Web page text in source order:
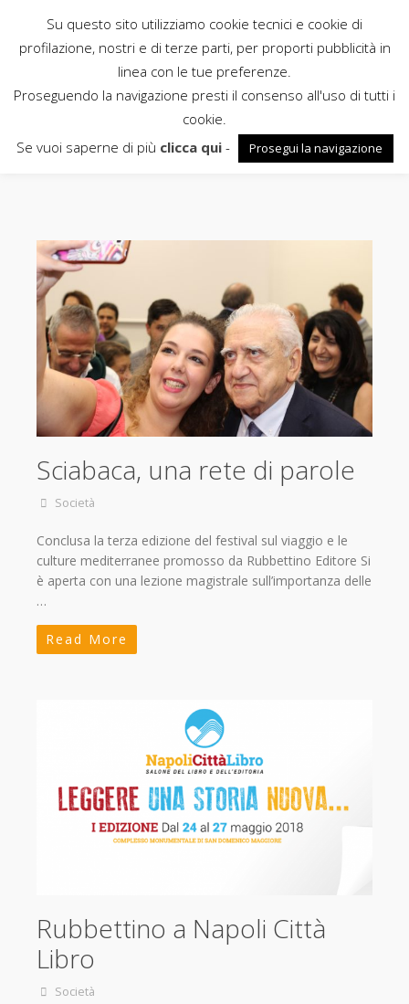
Rubbettino
Francesco Bevilacqua
Sciabaca, una rete di parole
Società
Conclusa la terza edizione del festival sul viaggio e le
culture mediterranee promosso da Rubbettino Editore Si
è aperta con una lezione magistrale sull’importanza delle
…
Read More
Rubbettino a Napoli Città
Libro
Società
Su questo sito utilizziamo cookie tecnici e cookie di
profilazione, nostri e di terze parti, per proporti pubblicità in
linea con le tue preferenze.
Proseguendo la navigazione presti il consenso all'uso di tutti i
cookie.
Se vuoi saperne di più clicca qui- Prosegui la navigazione